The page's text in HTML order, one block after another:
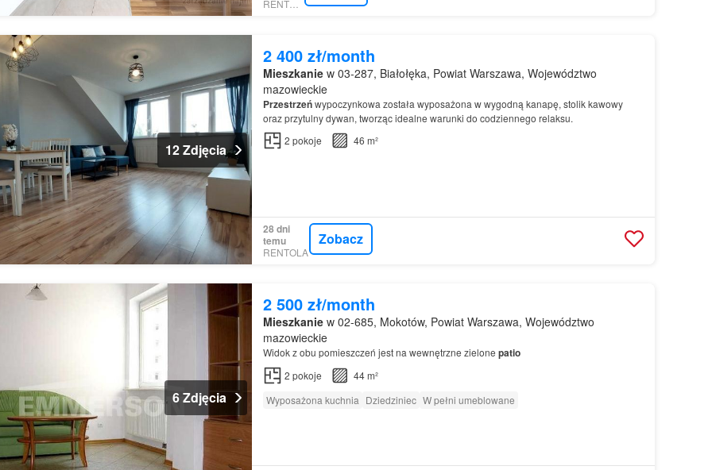
RENTOLA
12 Zdjęcia
2 400 zł/month
Mieszkaniew 03-287, Białołęka, Powiat Warszawa, Województwo
mazowieckie
Przestrzeńwypoczynkowa została wyposażona w wygodną kanapę, stolik kawowy
oraz przytulny dywan, tworząc idealne warunki do codziennego relaksu.
2 pokoje 46 m²
28 dni
temu
RENTOLA
Zobacz
6 Zdjęcia
2 500 zł/month
Mieszkaniew 02-685, Mokotów, Powiat Warszawa, Województwo
mazowieckie
Widok z obu pomieszczeń jest na wewnętrzne zielone patio
2 pokoje
44 m²
Wyposażona kuchnia Dziedziniec W pełni umeblowane